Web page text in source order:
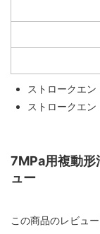
ストロークエン
ストロークエ
7MPa用複動
ュー
この商品のレビュ